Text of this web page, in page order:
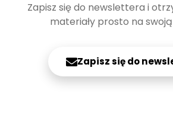
Zapisz się do newslettera i
materiały prosto na
Zapisz się do